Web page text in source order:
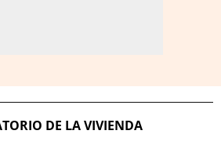
DE LA VIVIENDA